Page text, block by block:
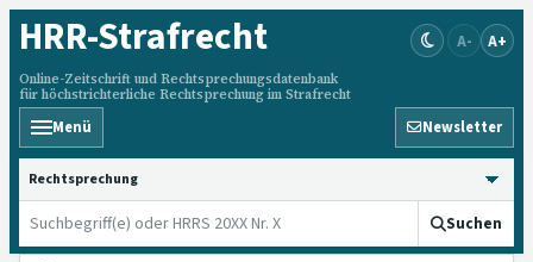
HRR-Strafrecht
Online-Zeitschrift und Rechtsprechungsdatenbank
für höchstrichterliche Rechtsprechung im Strafrecht
A- A+
Menü Newsletter
HRRS durchsuchen
Suchen